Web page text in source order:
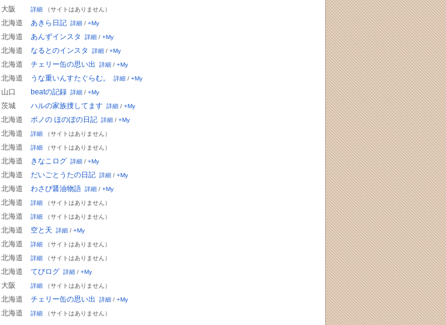
大阪 詳細（サイトはありません）
北海道 あきら日記 詳細/ +My
北海道 あんずインスタ 詳細/ +My
北海道 なるとのインスタ 詳細/ +My
北海道 チェリー缶の思い出 詳細/ +My
北海道 うな重いんすたぐらむ。 詳細/ +My
山口 beatの記録 詳細/ +My
茨城 ハルの家族捜してます 詳細/ +My
北海道 ボノの ほのぼの日記 詳細/ +My
北海道 詳細（サイトはありません）
北海道 詳細（サイトはありません）
北海道 きなこログ 詳細/ +My
北海道 だいごとうたの日記 詳細/ +My
北海道 わさび醤油物語 詳細/ +My
北海道 詳細（サイトはありません）
北海道 詳細（サイトはありません）
北海道 空と天 詳細/ +My
北海道 詳細（サイトはありません）
北海道 詳細（サイトはありません）
北海道 てびログ 詳細/ +My
大阪 詳細（サイトはありません）
北海道 チェリー缶の思い出 詳細/ +My
北海道 詳細（サイトはありません）